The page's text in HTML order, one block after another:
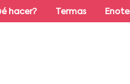
hacer? Termas